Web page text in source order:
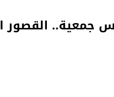
جمعية..